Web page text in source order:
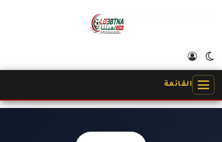
الوضع المظلم
القائمة